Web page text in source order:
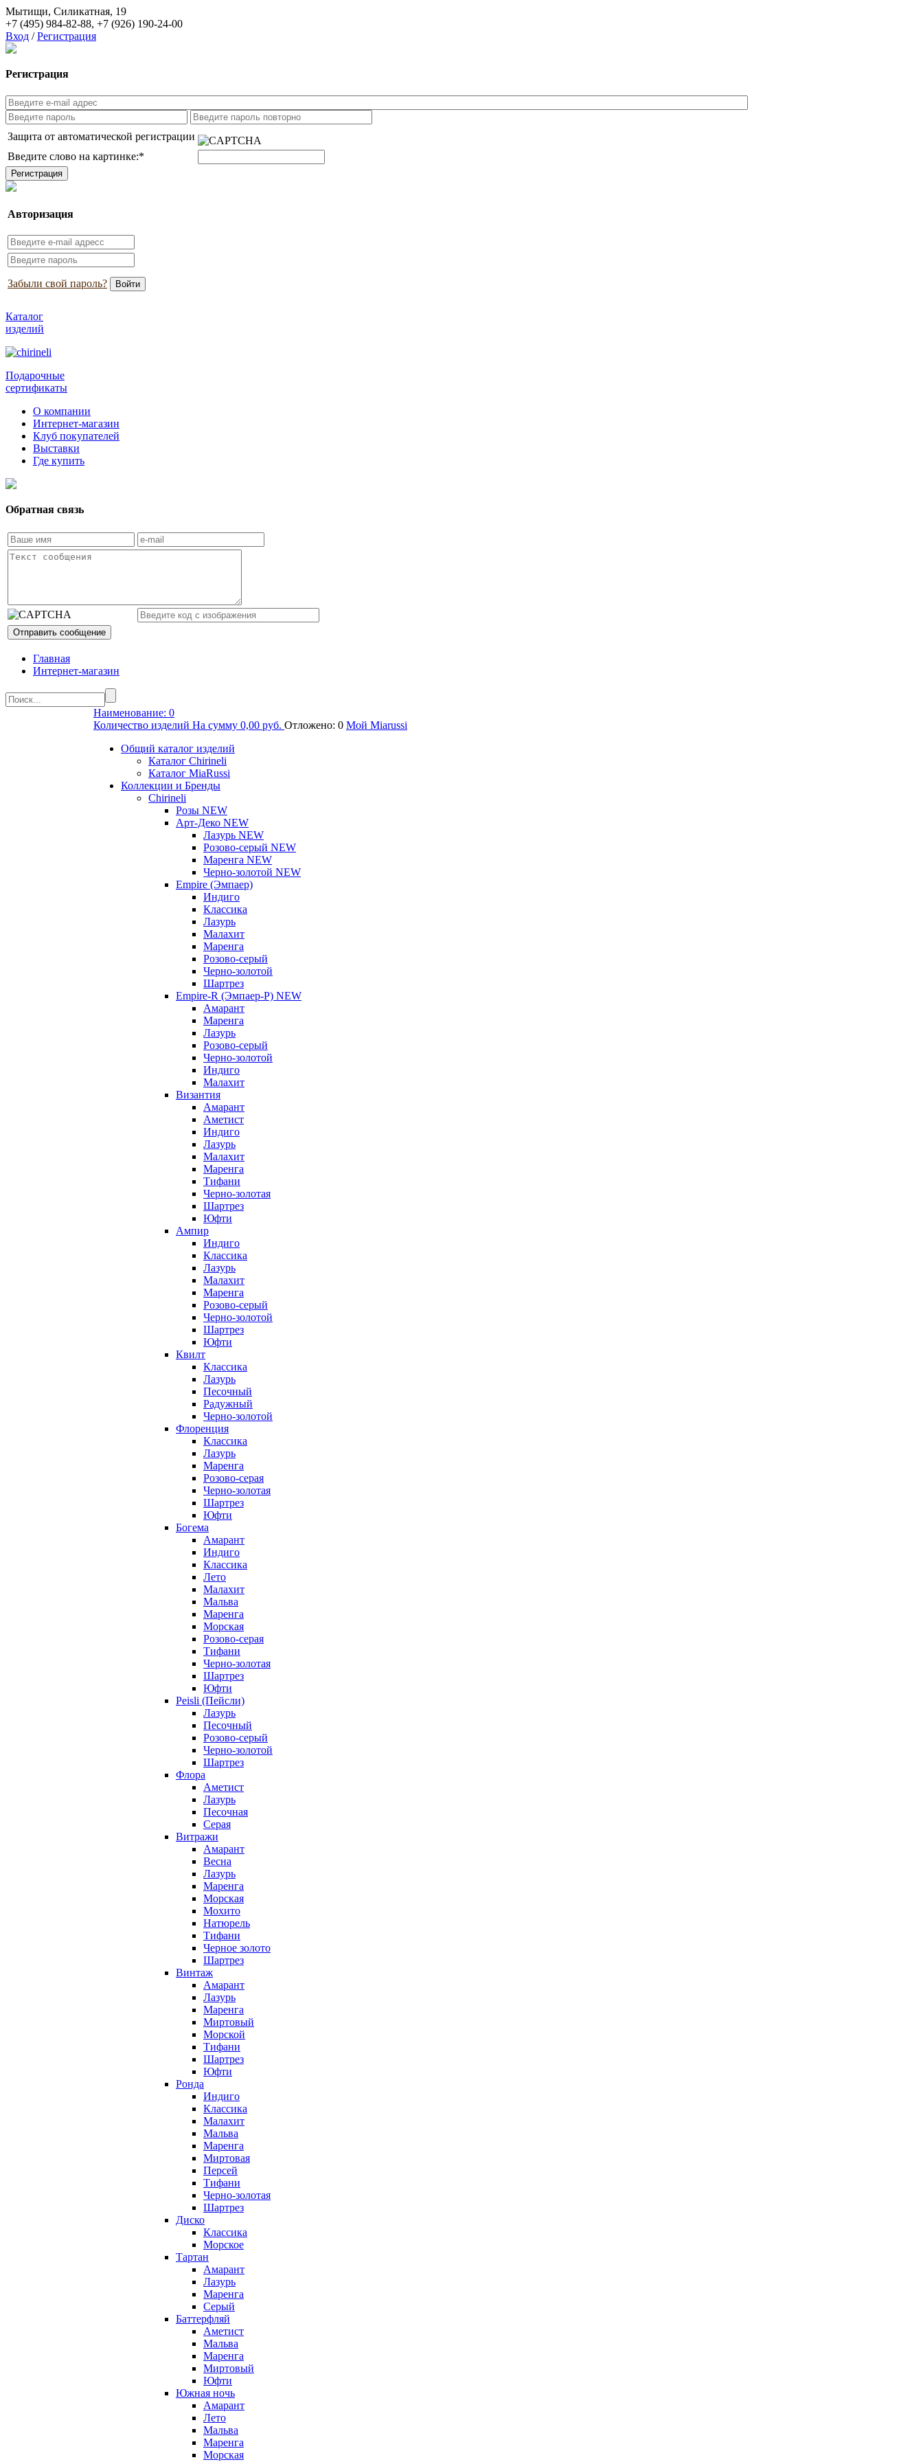
Мытищи, Силикатная, 19
+7 (495) 984-82-88, +7 (926) 190-24-00
Вход / Регистрация
Регистрация
Защита от автоматической регистрации
Введите слово на картинке:*
Авторизация
Забыли свой пароль?
Каталог
изделий
Подарочные
сертификаты
О компании
Интернет-магазин
Клуб покупателей
Выставки
Где купить
Обратная связь
Главная
Интернет-магазин
Наименование: 0
Количество изделий На сумму 0,00 руб. Отложено: 0 Мой Miarussi
Общий каталог изделий
Каталог Chirineli
Каталог MiaRussi
Коллекции и Бренды
Chirineli
Розы NEW
Арт-Деко NEW
Лазурь NEW
Розово-серый NEW
Маренга NEW
Черно-золотой NEW
Empire (Эмпаер)
Индиго
Классика
Лазурь
Малахит
Маренга
Розово-серый
Черно-золотой
Шартрез
Empire-R (Эмпаер-P) NEW
Амарант
Маренга
Лазурь
Розово-серый
Черно-золотой
Индиго
Малахит
Византия
Амарант
Аметист
Индиго
Лазурь
Малахит
Маренга
Тифани
Черно-золотая
Шартрез
Юфти
Ампир
Индиго
Классика
Лазурь
Малахит
Маренга
Розово-серый
Черно-золотой
Шартрез
Юфти
Квилт
Классика
Лазурь
Песочный
Радужный
Черно-золотой
Флоренция
Классика
Лазурь
Маренга
Розово-серая
Черно-золотая
Шартрез
Юфти
Богема
Амарант
Индиго
Классика
Лето
Малахит
Мальва
Маренга
Морская
Розово-серая
Тифани
Черно-золотая
Шартрез
Юфти
Peisli (Пейсли)
Лазурь
Песочный
Розово-серый
Черно-золотой
Шартрез
Флора
Аметист
Лазурь
Песочная
Серая
Витражи
Амарант
Весна
Лазурь
Маренга
Морская
Мохито
Натюрель
Тифани
Черное золото
Шартрез
Винтаж
Амарант
Лазурь
Маренга
Миртовый
Морской
Тифани
Шартрез
Юфти
Ронда
Индиго
Классика
Малахит
Мальва
Маренга
Миртовая
Персей
Тифани
Черно-золотая
Шартрез
Диско
Классика
Морское
Тартан
Амарант
Лазурь
Маренга
Серый
Баттерфляй
Аметист
Мальва
Маренга
Миртовый
Юфти
Южная ночь
Амарант
Лето
Мальва
Маренга
Морская